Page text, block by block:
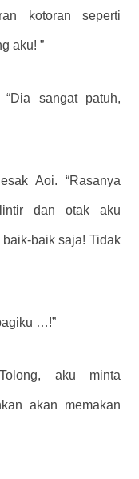
kotoran seperti
aku! ”
“Dia sangat patuh,
Aoi. “Rasanya
dan otak aku
baik saja! Tidak
…!”
aku minta
akan memakan